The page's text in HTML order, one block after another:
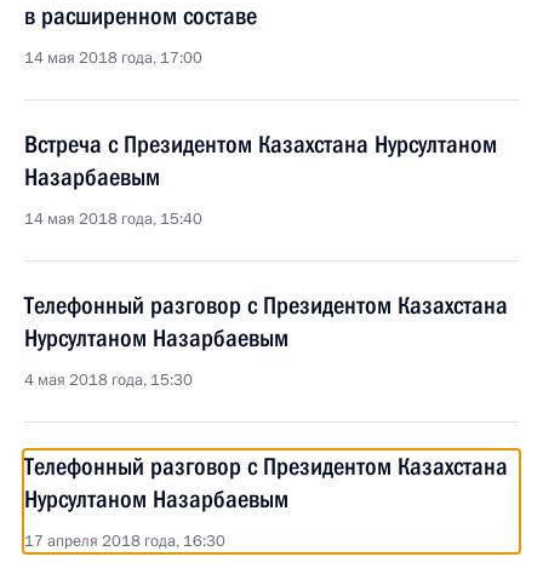
в расширенном составе
14 мая 2018 года, 17:00
Встреча с Президентом Казахстана Нурсултаном
Назарбаевым
14 мая 2018 года, 15:40
Телефонный разговор с Президентом Казахстана
Нурсултаном Назарбаевым
4 мая 2018 года, 15:30
Телефонный разговор с Президентом Казахстана
Нурсултаном Назарбаевым
17 апреля 2018 года, 16:30